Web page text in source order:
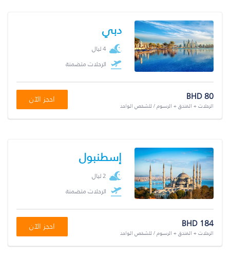
دبي
4 ليال
الرحلات متضمنة
BHD 80
الرحلات + الفندق + الرسوم / للشخص الواحد
احجز الآن
إسطنبول
2 ليال
الرحلات متضمنة
BHD 184
الرحلات + الفندق + الرسوم / للشخص الواحد
احجز الآن